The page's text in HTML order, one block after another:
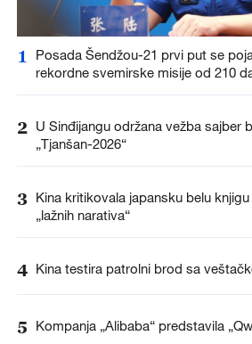
1
Posada Šendžou-21 prvi put se
rekordne svemirske misije od 210
2 U Sinđijangu održana vežba sajber
„Tjanšan-2026“
3 Kina kritikovala japansku belu
„lažnih narativa“
4 Kina testira patrolni brod sa
5 Kompanja „Alibaba“ predstavila